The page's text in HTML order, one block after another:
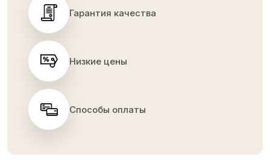
Гарантия качества
Низкие цены
Способы оплаты